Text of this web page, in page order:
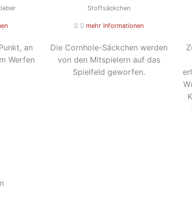
an
Werfen
Stoffsäckchen
mehr Informationen
Die Cornhole-Säckchen werden
von den Mitspielern auf das
Spielfeld geworfen.